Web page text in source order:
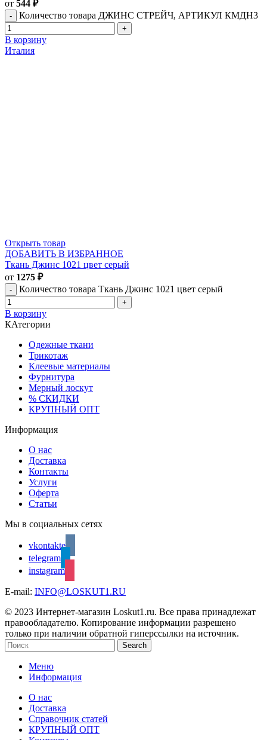
от 544 ₽
Количество товара ДЖИНС СТРЕЙЧ, АРТИКУЛ КМДН3
В корзину
Италия
Открыть товар
ДОБАВИТЬ В ИЗБРАННОЕ
Ткань Джинс 1021 цвет серый
от 1275 ₽
Количество товара Ткань Джинс 1021 цвет серый
В корзину
КАтегории
Одежные ткани
Трикотаж
Клеевые материалы
Фурнитура
Мерный лоскут
% СКИДКИ
КРУПНЫЙ ОПТ
Информация
О нас
Доставка
Контакты
Услуги
Оферта
Статьи
Мы в социальных сетях
vkontakte
telegram
instagram
E-mail: INFO@LOSKUT1.RU
© 2023 Интернет-магазин Loskut1.ru. Все права принадлежат
правообладателю. Копирование информации разрешено
только при наличии обратной гиперссылки на источник.
Search
Меню
Информация
О нас
Доставка
Справочник статей
КРУПНЫЙ ОПТ